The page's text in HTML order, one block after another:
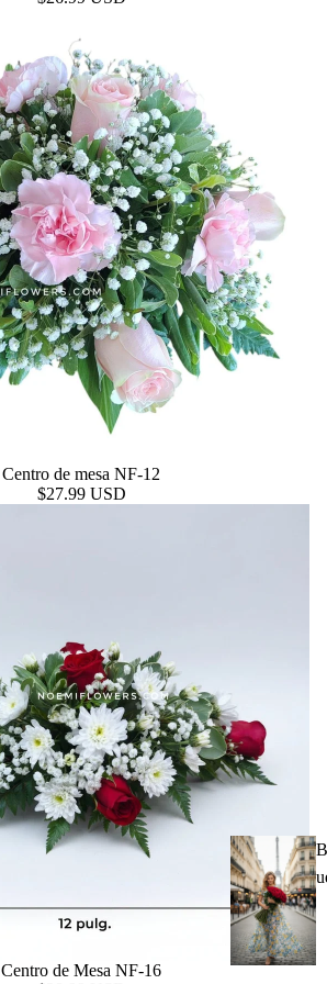
Centro de mesa NF-12
$27.99 USD
Centro de Mesa NF-16